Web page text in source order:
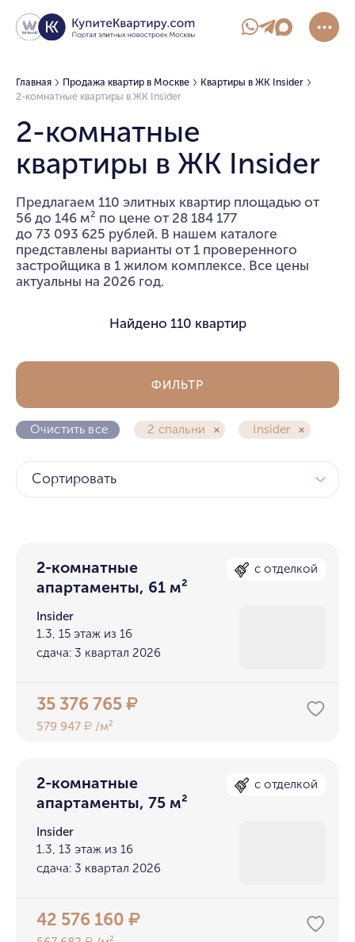
Главная Продажа квартир в Москве
Квартиры в ЖК Insider
2-комнатные квартиры в ЖК Insider
2-комнатные
квартиры в ЖК Insider
Предлагаем 110 элитных квартир площадью от
56 до 146 м² по цене от 28 184 177
до 73 093 625 рублей. В нашем каталоге
представлены варианты от 1 проверенного
застройщика в 1 жилом комплексе. Все цены
актуальны на 2026 год.
Найдено 110 квартир
Очистить все 2 спальни Insider
ФИЛЬТР
Сортировать
2-комнатные
апартаменты, 61 м²
с отделкой
Insider
1.3, 15 этаж из 16
сдача: 3 квартал 2026
35 376 765₽
579 947₽ /м²
2-комнатные
апартаменты, 75 м²
с отделкой
Insider
1.3, 13 этаж из 16
сдача: 3 квартал 2026
42 576 160₽